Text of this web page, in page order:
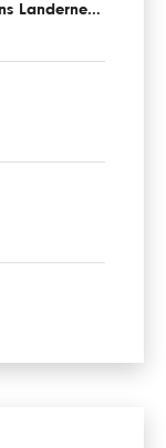
Festival Fête du Bruit dans Landerneau